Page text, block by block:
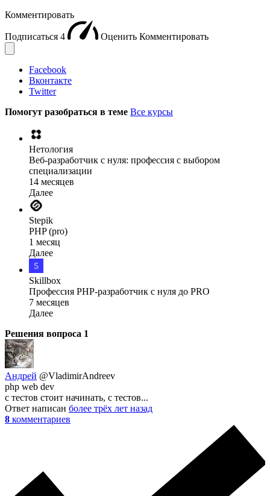
Комментировать
Подписаться 4 Оценить Комментировать
Facebook
Вконтакте
Twitter
Помогут разобраться в теме Все курсы
Нетология
Веб-разработчик с нуля: профессия с выбором
специализации
14 месяцев
Далее
Stepik
PHP (pro)
1 месяц
Далее
Skillbox
Профессия PHP-разработчик с нуля до PRO
7 месяцев
Далее
Решения вопроса 1
Андрей @VladimirAndreev
php web dev
с тестов стоит начинать, с тестов...
Ответ написан более трёх лет назад
8 комментариев